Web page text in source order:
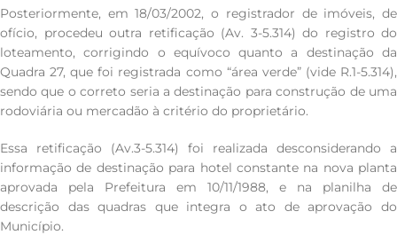
Posteriormente, em 18/03/2002, o registrador de imóveis, de
ofício, procedeu outra retificação (Av. 3-5.314) do registro do
loteamento, corrigindo o equívoco quanto a destinação da
Quadra 27, que foi registrada como “área verde” (vide R.1-5.314),
sendo que o correto seria a destinação para construção de uma
rodoviária ou mercadão à critério do proprietário.
Essa retificação (Av.3-5.314) foi realizada desconsiderando a
informação de destinação para hotel constante na nova planta
aprovada pela Prefeitura em 10/11/1988, e na planilha de
descrição das quadras que integra o ato de aprovação do
Município.